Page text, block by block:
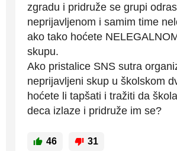
zgradu i pridruže se grupi
neprijavljenom i samim time
ako tako hoćete
skupu.
Ako pristalice SNS sutra
neprijavljeni skup u školskom
hoćete li tapšati i tražiti da
deca izlaze i pridruže im se?
46 31